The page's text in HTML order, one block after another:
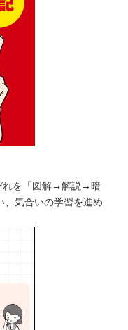
れを「図解→解説→暗
、気合いの学習を進め